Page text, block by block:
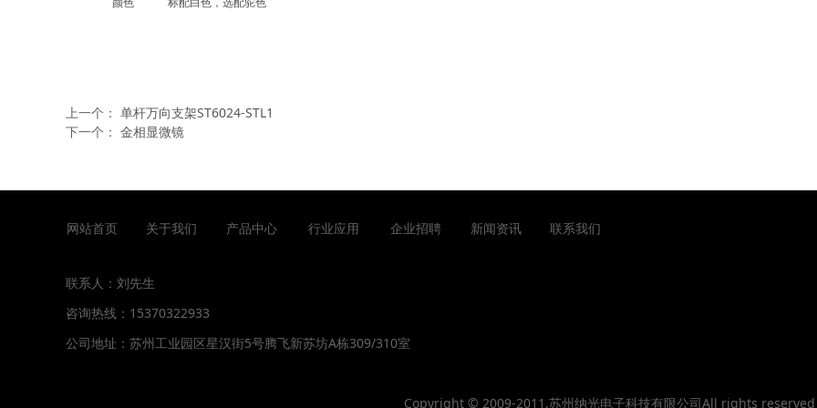
颜色 标配白色，选配驼色
上一个： 单杆万向支架ST6024-STL1
下一个： 金相显微镜
网站首页 关于我们 产品中心 行业应用 企业招聘 新闻资讯 联系我们
联系人：刘先生
咨询热线：15370322933
公司地址： 苏州工业园区星汉街5号腾飞新苏坊A栋309/310室
Copyright © 2009-2011,苏州纳光电子科技有限公司All rights